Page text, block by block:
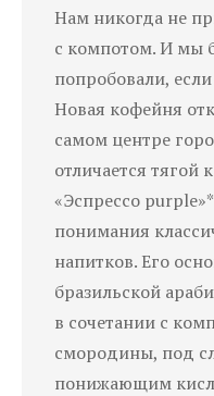
Нам никогда не
с компотом. И мы
попробовали,
Новая кофейня
самом центре
отличается тягой
«Эспрессо
понимания
напитков. Его
бразильской
в сочетании с
смородины, под
понижающим